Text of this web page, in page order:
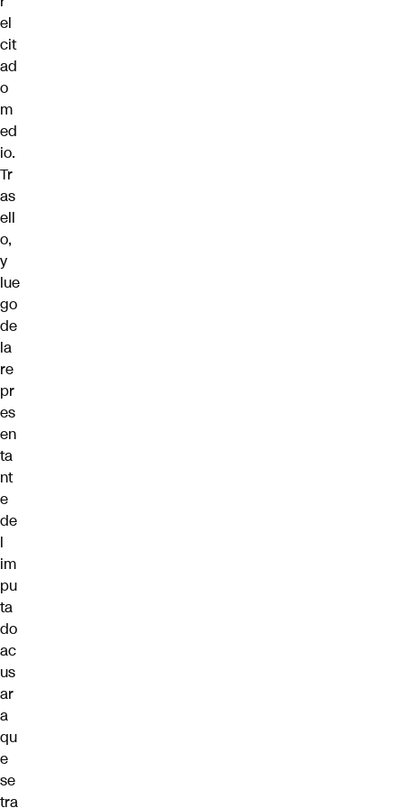
el
cit
ad
o
m
ed
io.
Tr
as
ell
o,
y
lue
go
de
la
re
pr
es
en
ta
nt
e
de
l
im
pu
ta
do
ac
us
ar
a
qu
e
se
tra